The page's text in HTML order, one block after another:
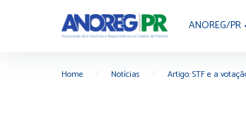
ANOREG/PR
Home Notícias Artigo: STF e a